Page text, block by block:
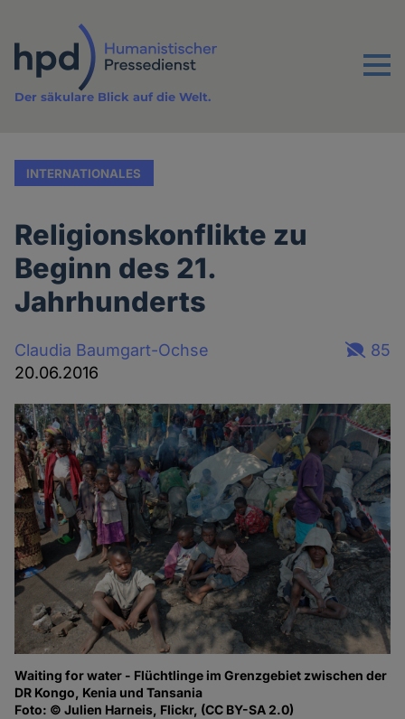
Inhalt
Menu
Der säkulare Blick auf die Welt.
INTERNATIONALES
Religionskonflikte zu
Beginn des 21.
Jahrhunderts
Claudia Baumgart-Ochse
20.06.2016
85
Waiting for water - Flüchtlinge im Grenzgebiet zwischen der
DR Kongo, Kenia und Tansania
Foto: © Julien Harneis, Flickr, (CC BY-SA 2.0)